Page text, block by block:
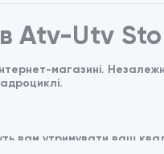
Atv-Utv
магазині.
вам утримувати ваш